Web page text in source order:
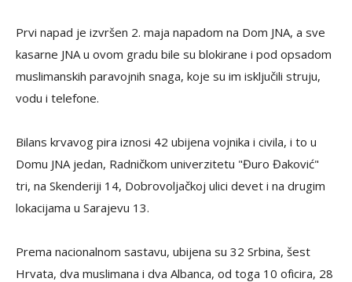
Prvi napad je izvršen 2. maja napadom na Dom JNA, a sve
kasarne JNA u ovom gradu bile su blokirane i pod opsadom
muslimanskih paravojnih snaga, koje su im isključili struju,
vodu i telefone.
Bilans krvavog pira iznosi 42 ubijena vojnika i civila, i to u
Domu JNA jedan, Radničkom univerzitetu "Đuro Đaković"
tri, na Skenderiji 14, Dobrovoljačkoj ulici devet i na drugim
lokacijama u Sarajevu 13.
Prema nacionalnom sastavu, ubijena su 32 Srbina, šest
Hrvata, dva muslimana i dva Albanca, od toga 10 oficira, 28